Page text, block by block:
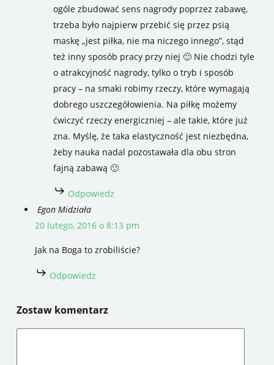
ogóle zbudować sens nagrody poprzez zabawę,
trzeba było najpierw przebić się przez psią
maskę „jest piłka, nie ma niczego innego”, stąd
też inny sposób pracy przy niej 🙂 Nie chodzi tyle
o atrakcyjność nagrody, tylko o tryb i sposób
pracy – na smaki robimy rzeczy, które wymagają
dobrego uszczegółowienia. Na piłkę możemy
ćwiczyć rzeczy energiczniej – ale takie, które już
zna. Myślę, że taka elastyczność jest niezbędna,
żeby nauka nadal pozostawała dla obu stron
fajną zabawą 🙂
Odpowiedz
Egon Midziała
20 lutego, 2016 o 8:13 pm
Jak na Boga to zrobiliście?
Odpowiedz
Zostaw komentarz